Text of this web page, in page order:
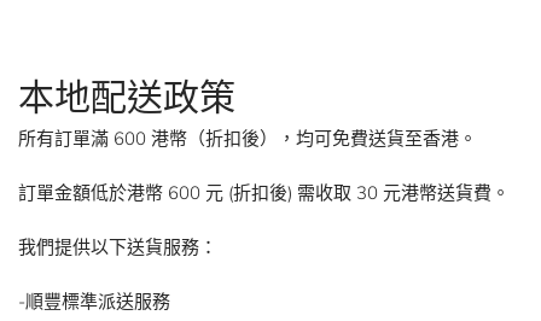
本地配送政策
所有訂單滿 600 港幣（折扣後），均可免費送貨至香港。
訂單金額低於港幣 600 元 (折扣後) 需收取 30 元港幣送貨費。
我們提供以下送貨服務：
-順豐標準派送服務